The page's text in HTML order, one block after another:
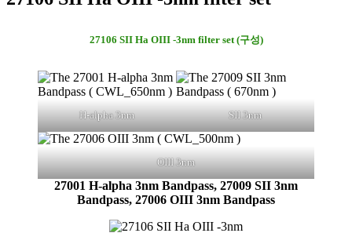
27106 SII Ha OIII -3nm filter set (구성)
H-alpha 3nm SII 3nm
OIII 3nm
27001 H-alpha 3nm Bandpass, 27009 SII 3nm
Bandpass, 27006 OIII 3nm Bandpass